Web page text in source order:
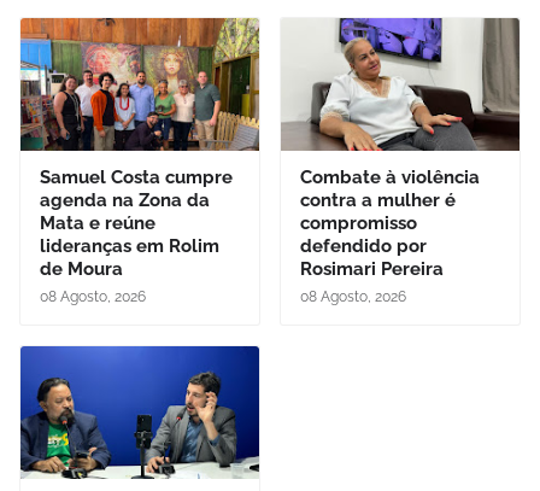
Samuel Costa cumpre
agenda na Zona da
Mata e reúne
lideranças em Rolim
de Moura
08 Agosto, 2026
Combate à violência
contra a mulher é
compromisso
defendido por
Rosimari Pereira
08 Agosto, 2026